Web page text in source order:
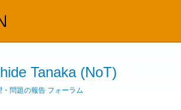
Tanaka (NoT)
問題の報告 フォーラム